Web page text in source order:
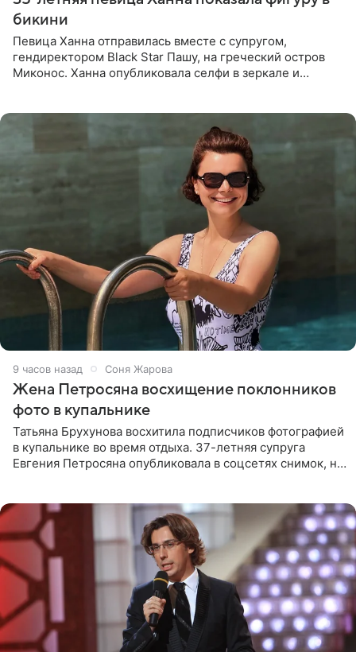
бикини
Певица Ханна отправилась вместе с супругом,
гендиректором Black Star Пашу, на греческий остров
Миконос. Ханна опубликовала селфи в зеркале и
9 часов назад Соня Жарова
Жена Петросяна восхищение поклонников
фото в купальнике
Татьяна Брухунова восхитила подписчиков фотографией
в купальнике во время отдыха. 37-летняя супруга
Евгения Петросяна опубликовала в соцсетях снимок, на